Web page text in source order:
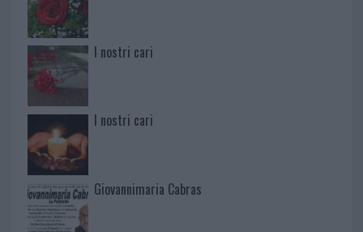
I nostri cari
I nostri cari
Giovannimaria Cabras